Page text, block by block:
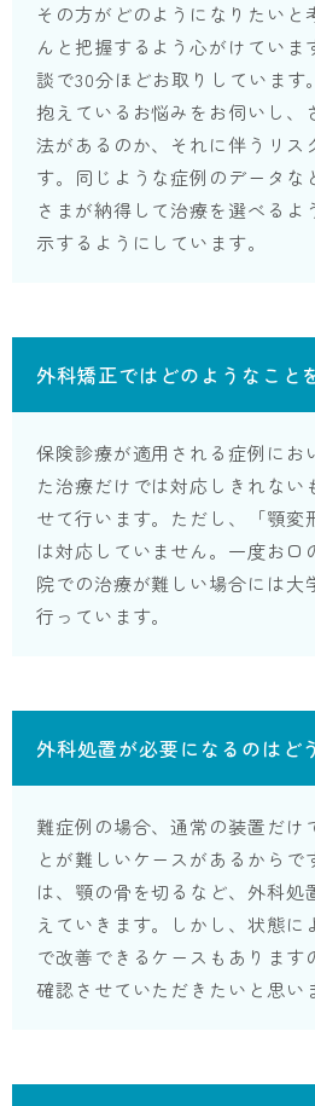
その方がどのようになりたいと
んと把握するよう心がけていま
談で30分ほどお取りしています
抱えているお悩みをお伺いし、
法があるのか、それに伴うリス
す。同じような症例のデータな
さまが納得して治療を選べるよ
示するようにしています。
外科矯正ではどのようなこと
保険診療が適用される症例にお
た治療だけでは対応しきれない
せて行います。ただし、「顎変
は対応していません。一度お口
院での治療が難しい場合には大
行っています。
外科処置が必要になるのはど
難症例の場合、通常の装置だけ
とが難しいケースがあるからで
は、顎の骨を切るなど、外科処
えていきます。しかし、状態に
で改善できるケースもあります
確認させていただきたいと思い